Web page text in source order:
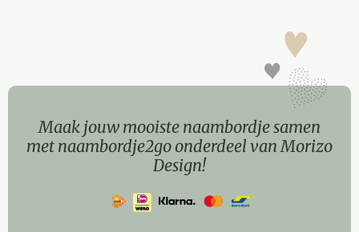
Maak jouw mooiste naambordje samen
met naambordje2go onderdeel van Morizo
Design!